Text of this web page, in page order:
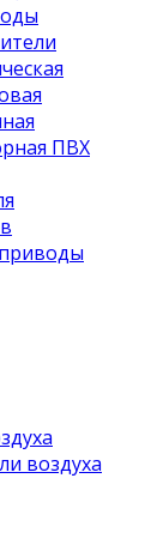
ПВХ
воздуха